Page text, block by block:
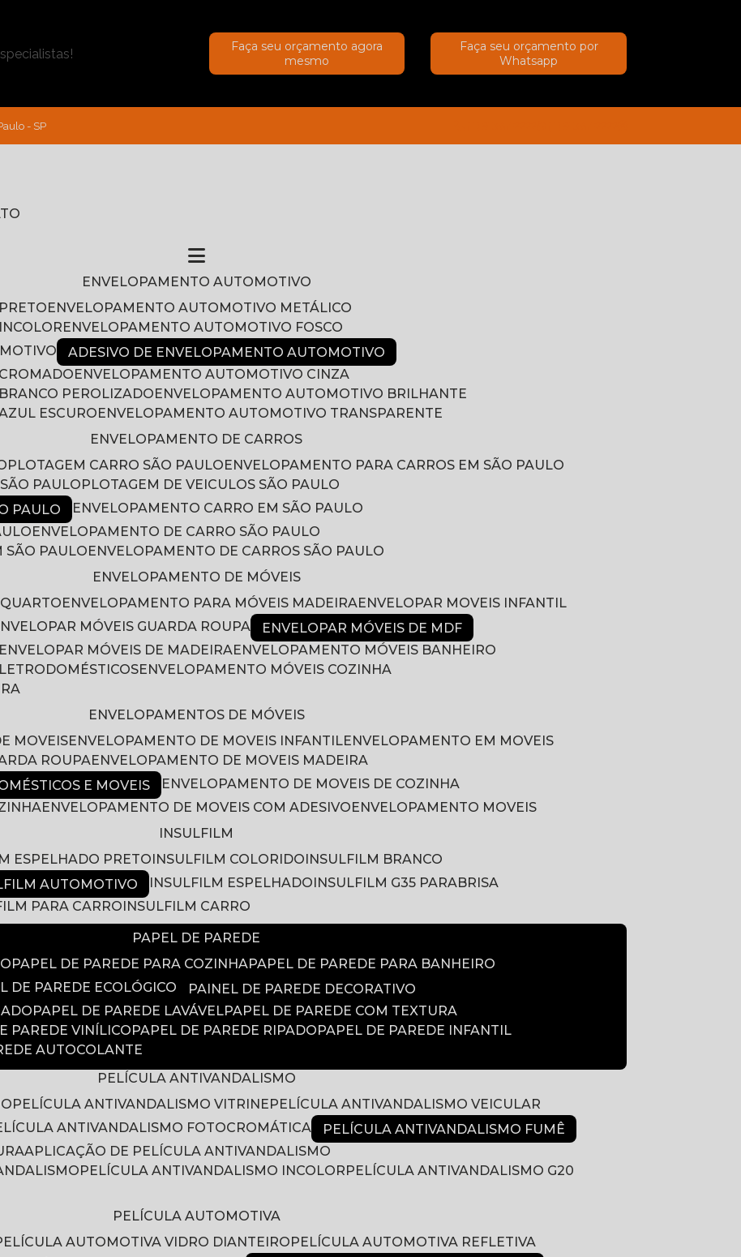
Faça seu orçamento agora
mesmo
Faça seu orçamento por
Whatsapp
- SP
ENVELOPAMENTO AUTOMOTIVO
ENVELOPAMENTO AUTOMOTIVO METÁLICO
ENVELOPAMENTO AUTOMOTIVO FOSCO
ADESIVO DE ENVELOPAMENTO AUTOMOTIVO
ENVELOPAMENTO AUTOMOTIVO CINZA
PEROLIZADO
ENVELOPAMENTO AUTOMOTIVO BRILHANTE
ESCURO
ENVELOPAMENTO AUTOMOTIVO TRANSPARENTE
ENVELOPAMENTO DE CARROS
PLOTAGEM CARRO SÃO PAULO
ENVELOPAMENTO PARA CARROS EM SÃO PAULO
PAULO
PLOTAGEM DE VEICULOS SÃO PAULO
PAULO
ENVELOPAMENTO CARRO EM SÃO PAULO
ENVELOPAMENTO DE CARRO SÃO PAULO
SÃO PAULO
ENVELOPAMENTO DE CARROS SÃO PAULO
ENVELOPAMENTO DE MÓVEIS
ENVELOPAMENTO PARA MÓVEIS MADEIRA
ENVELOPAR MOVEIS INFANTIL
ENVELOPAR MÓVEIS GUARDA ROUPA
ENVELOPAR MÓVEIS DE MDF
ENVELOPAR MÓVEIS DE MADEIRA
ENVELOPAMENTO MÓVEIS BANHEIRO
ENVELOPAMENTO MÓVEIS COZINHA
ENVELOPAMENTOS DE MÓVEIS
MOVEIS
ENVELOPAMENTO DE MOVEIS INFANTIL
ENVELOPAMENTO EM MOVEIS
ROUPA
ENVELOPAMENTO DE MOVEIS MADEIRA
E MOVEIS
ENVELOPAMENTO DE MOVEIS DE COZINHA
ENVELOPAMENTO DE MOVEIS COM ADESIVO
ENVELOPAMENTO MOVEIS
INSULFILM
ESPELHADO PRETO INSULFILM COLORIDO INSULFILM BRANCO
AUTOMOTIVO INSULFILM ESPELHADO INSULFILM G35 PARABRISA
PARA CARRO INSULFILM CARRO
PAPEL DE PAREDE
PAPEL DE PAREDE PARA COZINHA PAPEL DE PAREDE PARA BANHEIRO
DE PAREDE ECOLÓGICO
PAINEL DE PAREDE DECORATIVO
PAPEL DE PAREDE LAVÁVEL PAPEL DE PAREDE COM TEXTURA
PAREDE VINÍLICO PAPEL DE PAREDE RIPADO
PAPEL DE PAREDE INFANTIL
AUTOCOLANTE
PELÍCULA ANTIVANDALISMO
PELÍCULA ANTIVANDALISMO VITRINE
PELÍCULA ANTIVANDALISMO VEICULAR
ANTIVANDALISMO FOTOCROMÁTICA
PELÍCULA ANTIVANDALISMO FUMÊ
APLICAÇÃO DE PELÍCULA ANTIVANDALISMO
PELÍCULA ANTIVANDALISMO INCOLOR
PELÍCULA ANTIVANDALISMO G20
PELÍCULA AUTOMOTIVA
PELÍCULA AUTOMOTIVA VIDRO DIANTEIRO
PELÍCULA AUTOMOTIVA REFLETIVA